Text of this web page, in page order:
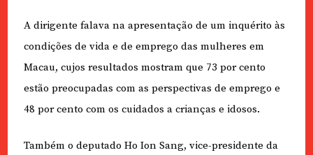
A dirigente falava na apresentação de um inquérito às
condições de vida e de emprego das mulheres em
Macau, cujos resultados mostram que 73 por cento
estão preocupadas com as perspectivas de emprego e
48 por cento com os cuidados a crianças e idosos.
Também o deputado Ho Ion Sang, vice-presidente da